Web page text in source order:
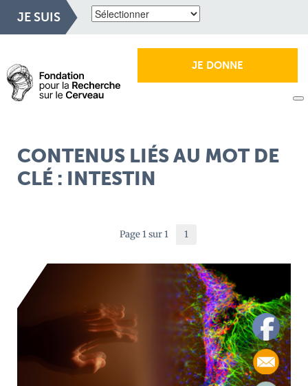
JE SUIS
JE DONNE
CONTENUS LIÉS AU MOT DE
CLÉ : INTESTIN
Page 1 sur 1 1